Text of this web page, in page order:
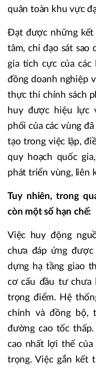
quân toàn khu vực
Đạt được những kết
tâm, chỉ đạo sát sao
gia tích cực của các
đồng doanh nghiệp
thực thi chính sách
huy được hiệu lực
phối của các vùng
tạo trong việc lập,
quy hoạch quốc
phát triển vùng, liên
Tuy nhiên, trong
còn một số hạn chế:
Việc huy động
chưa đáp ứng
dựng hạ tầng giao
cơ cấu đầu tư chưa
trọng điểm. Hệ
chỉnh và đồng bộ,
đường cao tốc
cao nhất lợi thế của
trọng. Việc gắn kết